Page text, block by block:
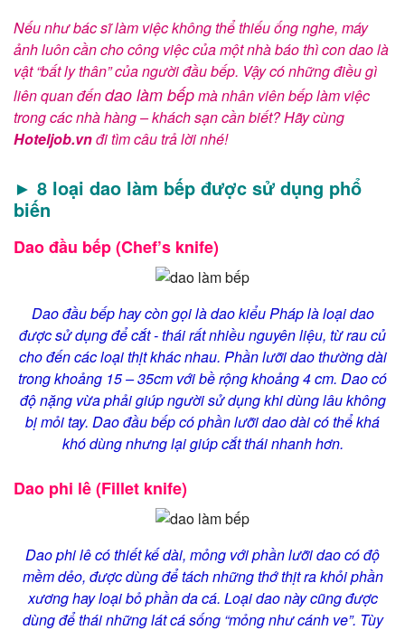
Nếu như bác sĩ làm việc không thể thiếu ống nghe, máy
ảnh luôn cần cho công việc của một nhà báo thì con dao là
vật “bất ly thân” của người đầu bếp. Vậy có những điều gì
liên quan đếndao làm bếpmà nhân viên bếp làm việc
trong các nhà hàng – khách sạn cần biết? Hãy cùng
Hoteljob.vnđi tìm câu trả lời nhé!
► 8 loại dao làm bếp được sử dụng phổ
biến
Dao đầu bếp (Chef’s knife)
Dao đầu bếp hay còn gọi là dao kiểu Pháp là loại dao
được sử dụng để cắt - thái rất nhiều nguyên liệu, từ rau củ
cho đến các loại thịt khác nhau. Phần lưỡi dao thường dài
trong khoảng 15 – 35cm với bề rộng khoảng 4 cm. Dao có
độ nặng vừa phải giúp người sử dụng khi dùng lâu không
bị mỏi tay. Dao đầu bếp có phần lưỡi dao dài có thể khá
khó dùng nhưng lại giúp cắt thái nhanh hơn.
Dao phi lê (Fillet knife)
Dao phi lê có thiết kế dài, mỏng với phần lưỡi dao có độ
mềm dẻo, được dùng để tách những thớ thịt ra khỏi phần
xương hay loại bỏ phần da cá. Loại dao này cũng được
dùng để thái những lát cá sống “mỏng như cánh ve”. Tùy